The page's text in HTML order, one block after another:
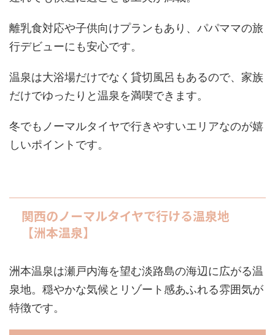
離乳食対応や子供向けプランもあり、パパママの旅
行デビューにも安心です。
温泉は大浴場だけでなく貸切風呂もあるので、家族
だけでゆったりと温泉を満喫できます。
冬でもノーマルタイヤで行きやすいエリアなのが嬉
しいポイントです。
関西のノーマルタイヤで行ける温泉地
【洲本温泉】
洲本温泉は瀬戸内海を望む淡路島の海辺に広がる温
泉地。穏やかな気候とリゾート感あふれる雰囲気が
特徴です。